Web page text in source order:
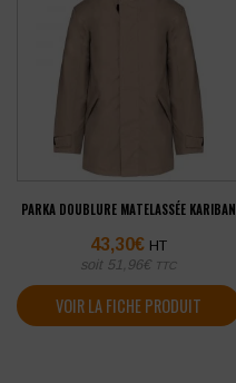
PARKA DOUBLURE MATELASSÉE KARIBAN
43,30€ HT
soit 51,96€ TTC
VOIR LA FICHE PRODUIT